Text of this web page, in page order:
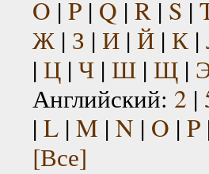
O | P| Q | R| S |
Ж| З | И| Й| К|
| Ц| Ч| Ш| Щ|
Английский: 2 |
| L| M | N | O | P
[Все]